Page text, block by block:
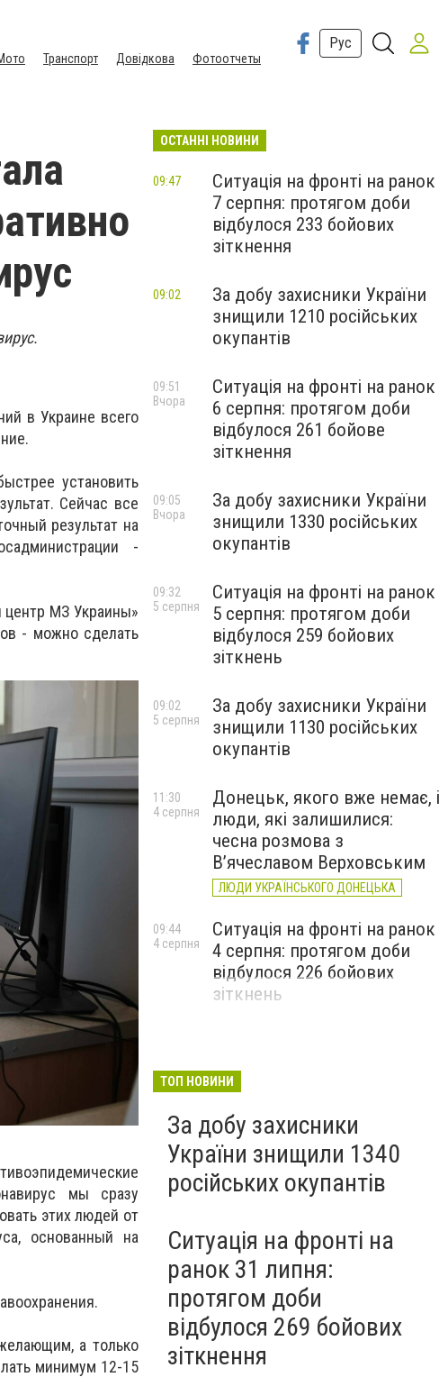
Транспорт Довідкова Фотоотчеты
Рус
в Украине всего
установить
Сейчас все
результат на
-
центр МЗ Украины»
- можно сделать
мы сразу
этих людей от
основанный на
а только
минимум 12-15
ОСТАННІ НОВИНИ
Ситуація на фронті на ранок
7 серпня: протягом доби
відбулося 233 бойових
зіткнення
09:47
За добу захисники України
знищили 1210 російських
окупантів
09:02
Ситуація на фронті на ранок
6 серпня: протягом доби
відбулося 261 бойове
зіткнення
09:51
Вчора
За добу захисники України
знищили 1330 російських
окупантів
09:05
Вчора
Ситуація на фронті на ранок
5 серпня: протягом доби
відбулося 259 бойових
зіткнень
09:32
5 серпня
За добу захисники України
знищили 1130 російських
окупантів
09:02
5 серпня
Донецьк, якого вже немає, і
люди, які залишилися:
чесна розмова з
В’ячеславом Верховським
ЛЮДИ УКРАЇНСЬКОГО ДОНЕЦЬКА
11:30
4 серпня
Ситуація на фронті на ранок
4 серпня: протягом доби
відбулося 226 бойових
зіткнень
09:44
4 серпня
ТОП НОВИНИ
За добу захисники
України знищили 1340
російських окупантів
Ситуація на фронті на
ранок 31 липня:
протягом доби
відбулося 269 бойових
зіткнення